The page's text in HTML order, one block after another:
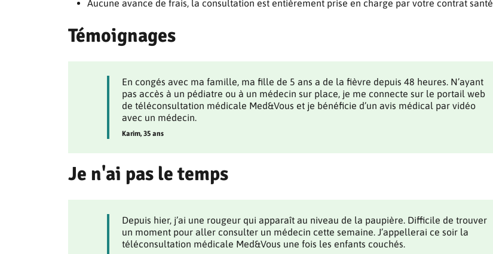
Aucune avance de frais, la consultation est entièrement prise en charge par votre contrat santé
Témoignages
En congés avec ma famille, ma fille de 5 ans a de la fièvre depuis 48 heures. N’ayant
pas accès à un pédiatre ou à un médecin sur place, je me connecte sur le portail web
de téléconsultation médicale Med&Vous et je bénéficie d’un avis médical par vidéo
avec un médecin.
Karim, 35 ans
Je n'ai pas le temps
Depuis hier, j’ai une rougeur qui apparaît au niveau de la paupière. Difficile de trouver
un moment pour aller consulter un médecin cette semaine. J’appellerai ce soir la
téléconsultation médicale Med&Vous une fois les enfants couchés.